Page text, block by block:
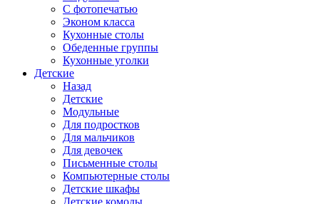
С фотопечатью
Эконом класса
Кухонные столы
Обеденные группы
Кухонные уголки
Детские
Назад
Детские
Модульные
Для подростков
Для мальчиков
Для девочек
Письменные столы
Компьютерные столы
Детские шкафы
Детские комоды